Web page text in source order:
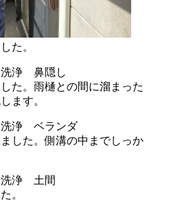
た。
た。雨樋との間に溜まった
ます。
した。側溝の中までしっか
。